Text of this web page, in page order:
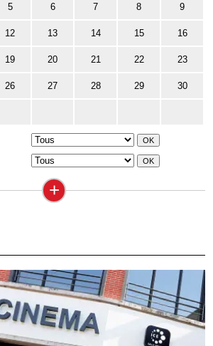
5 6 7 8 9
12 13 14 15 16
19 20 21 22 23
26 27 28 29 30
+